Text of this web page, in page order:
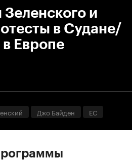
и
в Судане/
Европе
Джо Байден ЕС